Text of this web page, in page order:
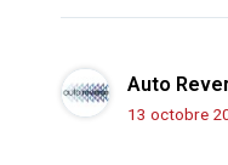
Auto
13 octobre